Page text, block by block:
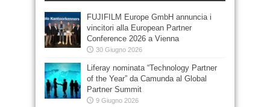
FUJIFILM Europe GmbH annuncia i
vincitori alla European Partner
Conference 2026 a Vienna
30 Giugno 2026
Liferay nominata “Technology Partner
of the Year” da Camunda al Global
Partner Summit
9 Giugno 2026